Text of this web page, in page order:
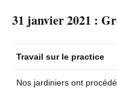
31 janvier 2021 :
Travail sur le practice
Nos jardiniers ont